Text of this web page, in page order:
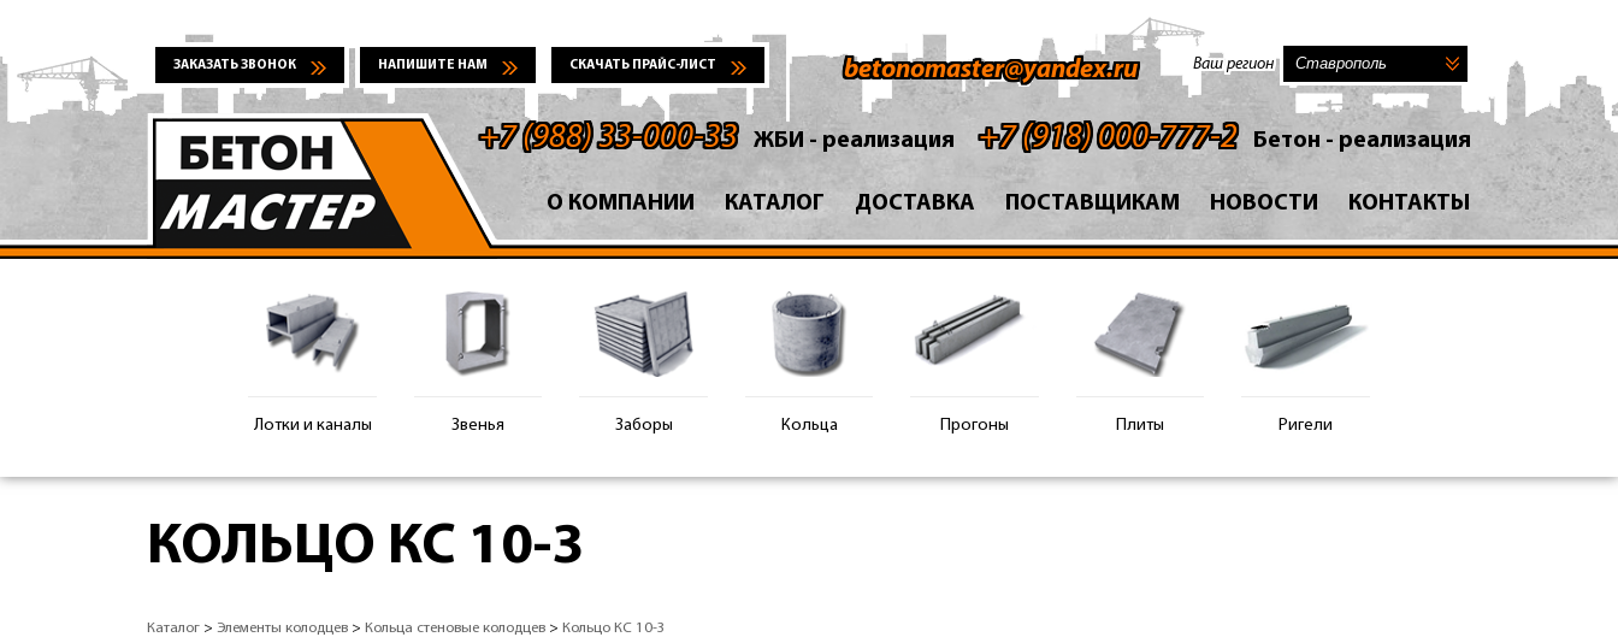
ЗАКАЗАТЬ ЗВОНОК НАПИШИТЕ НАМ СКАЧАТЬ ПРАЙС-ЛИСТ betonomaster@yandex.ru Ваш регион
+7 (988) 33-000-33 ЖБИ - реализация +7 (918) 000-777-2 Бетон - реализация
О КОМПАНИИ КАТАЛОГ ДОСТАВКА ПОСТАВЩИКАМ НОВОСТИ КОНТАКТЫ
Лотки и каналы Звенья Заборы Кольца Прогоны Плиты Ригели
КОЛЬЦО КС 10-3
Каталог > Элементы колодцев > Кольца стеновые колодцев > Кольцо КС 10-3